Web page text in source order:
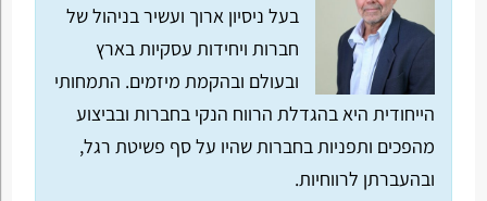
בעל ניסיון ארוך ועשיר בניהול של
חברות ויחידות עסקיות בארץ
ובעולם ובהקמת מיזמים. התמחותי
הייחודית היא בהגדלת הרווח הנקי בחברות ובביצוע
מהפכים ותפניות בחברות שהיו על סף פשיטת רגל,
ובהעברתן לרווחיות.